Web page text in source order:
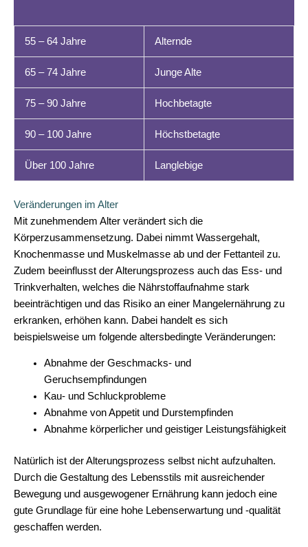
55 – 64 Jahre Alternde
65 – 74 Jahre Junge Alte
75 – 90 Jahre Hochbetagte
90 – 100 Jahre Höchstbetagte
Über 100 Jahre Langlebige
Veränderungen im Alter
Mit zunehmendem Alter verändert sich die
Körperzusammensetzung. Dabei nimmt Wassergehalt,
Knochenmasse und Muskelmasse ab und der Fettanteil zu.
Zudem beeinflusst der Alterungsprozess auch das Ess- und
Trinkverhalten, welches die Nährstoffaufnahme stark
beeinträchtigen und das Risiko an einer Mangelernährung zu
erkranken, erhöhen kann. Dabei handelt es sich
beispielsweise um folgende altersbedingte Veränderungen:
Abnahme der Geschmacks- und
Geruchsempfindungen
Kau- und Schluckprobleme
Abnahme von Appetit und Durstempfinden
Abnahme körperlicher und geistiger Leistungsfähigkeit
Natürlich ist der Alterungsprozess selbst nicht aufzuhalten.
Durch die Gestaltung des Lebensstils mit ausreichender
Bewegung und ausgewogener Ernährung kann jedoch eine
gute Grundlage für eine hohe Lebenserwartung und -qualität
geschaffen werden.